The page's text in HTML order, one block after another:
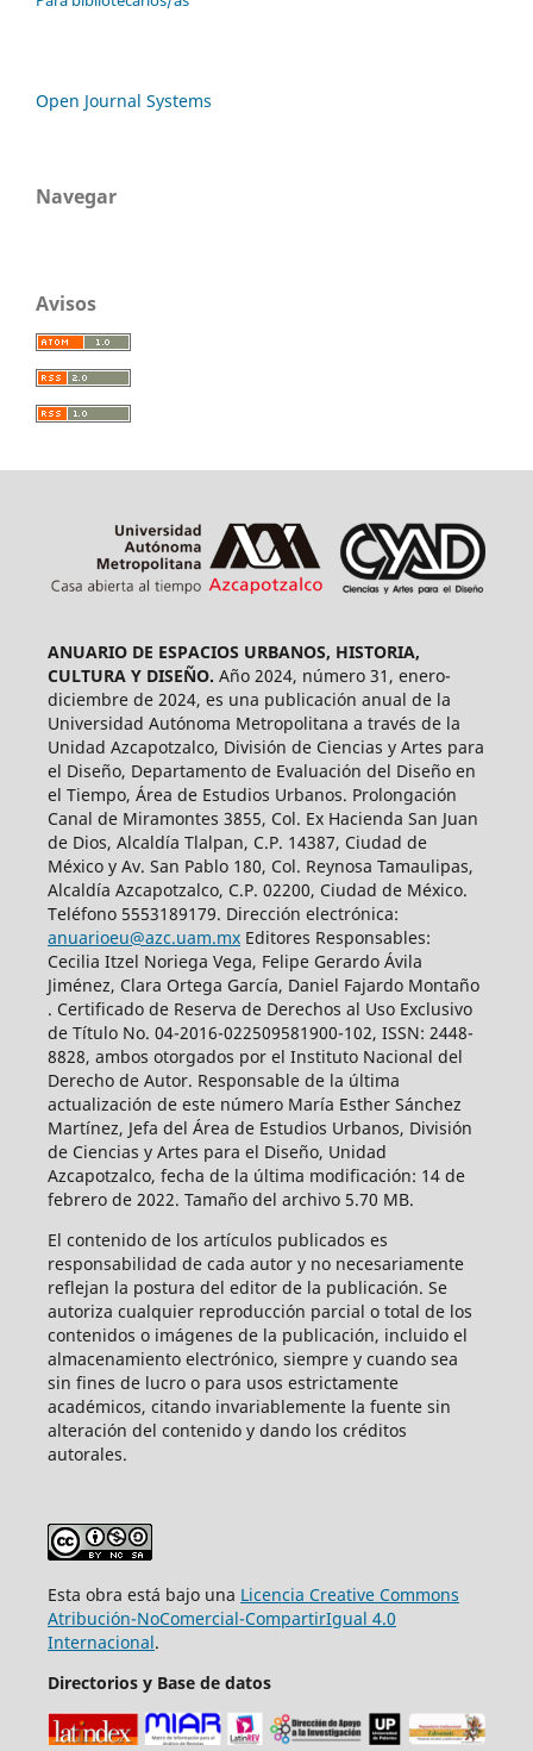
Open Journal Systems
Navegar
Avisos
ANUARIO DE ESPACIOS URBANOS, HISTORIA,
CULTURA Y DISEÑO. Año 2024, número 31, enero-
diciembre de 2024, es una publicación anual de la
Universidad Autónoma Metropolitana a través de la
Unidad Azcapotzalco, División de Ciencias y Artes para
el Diseño, Departamento de Evaluación del Diseño en
el Tiempo, Área de Estudios Urbanos. Prolongación
Canal de Miramontes 3855, Col. Ex Hacienda San Juan
de Dios, Alcaldía Tlalpan, C.P. 14387, Ciudad de
México y Av. San Pablo 180, Col. Reynosa Tamaulipas,
Alcaldía Azcapotzalco, C.P. 02200, Ciudad de México.
Teléfono 5553189179. Dirección electrónica:
anuarioeu@azc.uam.mxEditores Responsables:
Cecilia Itzel Noriega Vega, Felipe Gerardo Ávila
Jiménez, Clara Ortega García, Daniel Fajardo Montaño
. Certificado de Reserva de Derechos al Uso Exclusivo
de Título No. 04-2016-022509581900-102, ISSN: 2448-
8828, ambos otorgados por el Instituto Nacional del
Derecho de Autor. Responsable de la última
actualización de este número María Esther Sánchez
Martínez, Jefa del Área de Estudios Urbanos, División
de Ciencias y Artes para el Diseño, Unidad
Azcapotzalco, fecha de la última modificación: 14 de
febrero de 2022. Tamaño del archivo 5.70 MB.
El contenido de los artículos publicados es
responsabilidad de cada autor y no necesariamente
reflejan la postura del editor de la publicación. Se
autoriza cualquier reproducción parcial o total de los
contenidos o imágenes de la publicación, incluido el
almacenamiento electrónico, siempre y cuando sea
sin fines de lucro o para usos estrictamente
académicos, citando invariablemente la fuente sin
alteración del contenido y dando los créditos
autorales.
Esta obra está bajo una Licencia Creative Commons
Atribución-NoComercial-CompartirIgual 4.0
Internacional.
Directorios y Base de datos